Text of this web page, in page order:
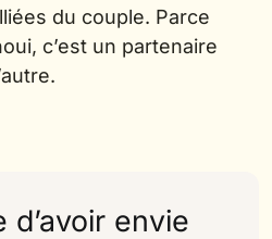
du couple. Parce
c’est un partenaire
d’avoir envie